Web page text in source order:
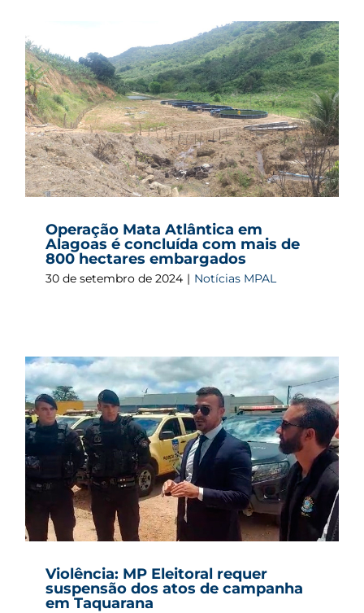
Operação Mata Atlântica em
Alagoas é concluída com mais de
800 hectares embargados
30 de setembro de 2024 | Notícias MPAL
Violência: MP Eleitoral requer
suspensão dos atos de campanha
em Taquarana